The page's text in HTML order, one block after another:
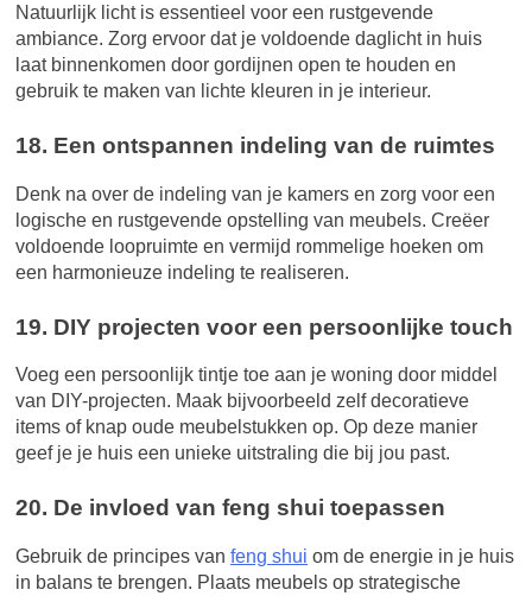
Natuurlijk licht is essentieel voor een rustgevende
ambiance. Zorg ervoor dat je voldoende daglicht in huis
laat binnenkomen door gordijnen open te houden en
gebruik te maken van lichte kleuren in je interieur.
18. Een ontspannen indeling van de ruimtes
Denk na over de indeling van je kamers en zorg voor een
logische en rustgevende opstelling van meubels. Creëer
voldoende loopruimte en vermijd rommelige hoeken om
een harmonieuze indeling te realiseren.
19. DIY projecten voor een persoonlijke touch
Voeg een persoonlijk tintje toe aan je woning door middel
van DIY-projecten. Maak bijvoorbeeld zelf decoratieve
items of knap oude meubelstukken op. Op deze manier
geef je je huis een unieke uitstraling die bij jou past.
20. De invloed van feng shui toepassen
Gebruik de principes van feng shui om de energie in je huis
in balans te brengen. Plaats meubels op strategische